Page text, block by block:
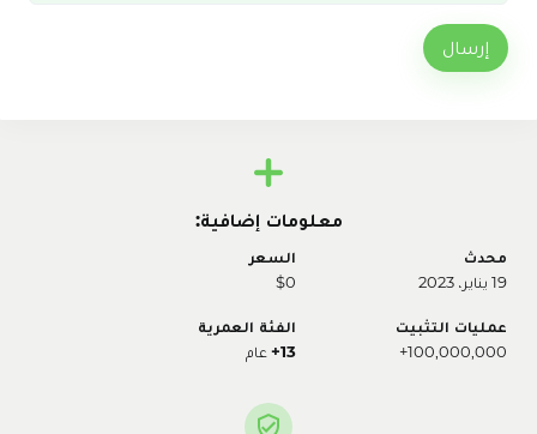
إرسال
معلومات إضافية:
محدث
19 يناير، 2023
السعر
$0
عمليات التثبيت
100,000,000+
الفئة العمرية
13+
عام